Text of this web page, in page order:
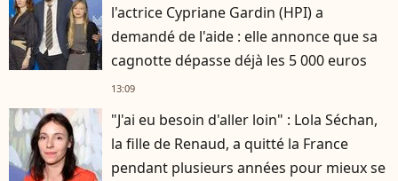
l'actrice Cypriane Gardin (HPI) a
demandé de l'aide : elle annonce que sa
cagnotte dépasse déjà les 5 000 euros
13:09
"J'ai eu besoin d'aller loin" : Lola Séchan,
la fille de Renaud, a quitté la France
pendant plusieurs années pour mieux se